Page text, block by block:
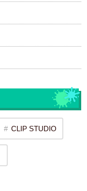
CLIP STUDIO